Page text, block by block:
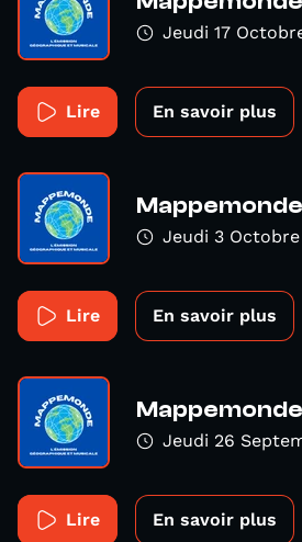
Jeudi 17
Lire En savoir plus
Jeudi 3
Lire En savoir plus
Jeudi 26
Lire En savoir plus